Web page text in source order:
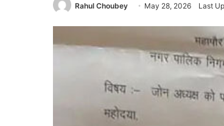
Rahul Choubey May 28, 2026 Last